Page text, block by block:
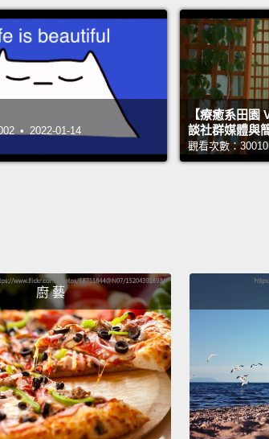
• 2022-01-14
【療癒系田園
談社群媒體與
觀看次數：
廚 藝